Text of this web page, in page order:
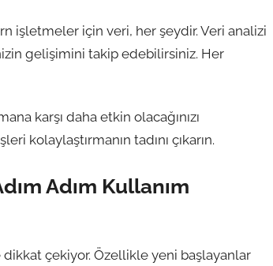
işletmeler için veri, her şeydir. Veri analizi
gelişimini takip edebilirsiniz. Her
karşı daha etkin olacağınızı
kolaylaştırmanın tadını çıkarın.
Adım Kullanım
çekiyor. Özellikle yeni başlayanlar